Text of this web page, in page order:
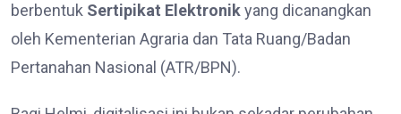
berbentuk Sertipikat Elektronikyang dicanangkan
oleh Kementerian Agraria dan Tata Ruang/Badan
Pertanahan Nasional (ATR/BPN).